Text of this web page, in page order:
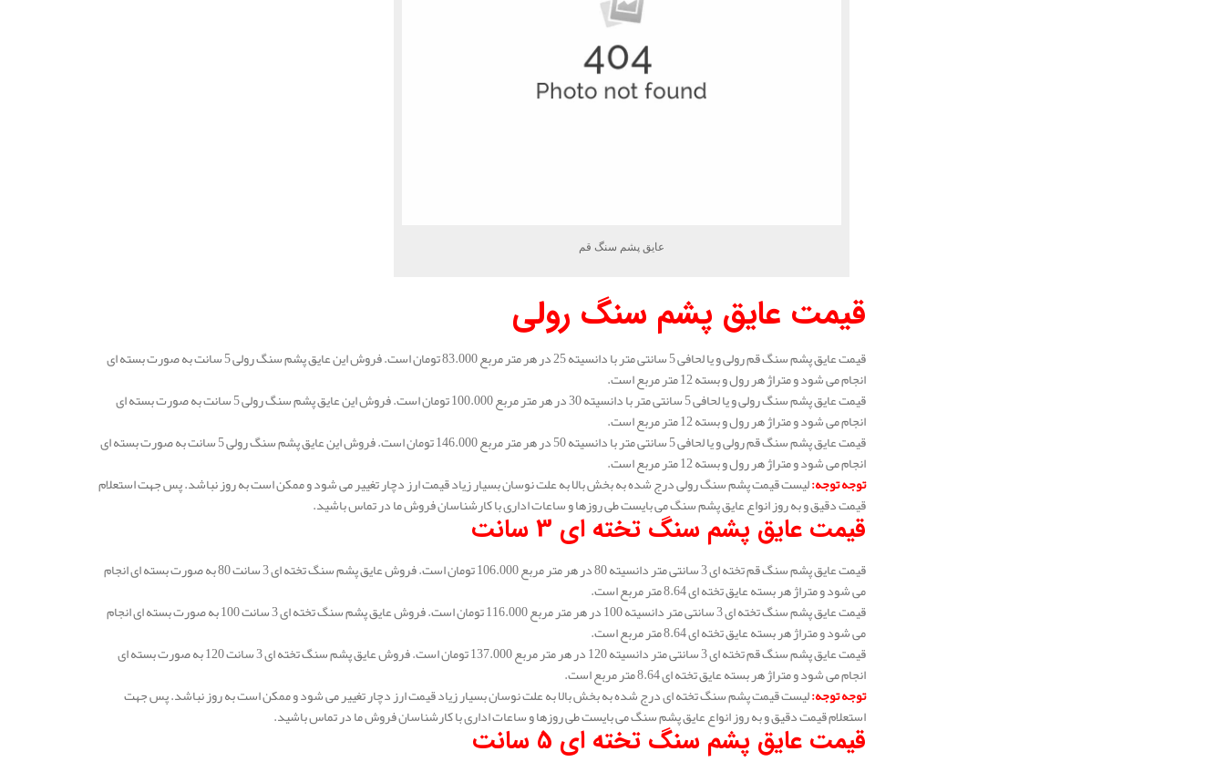
عایق پشم سنگ قم
قیمت عایق پشم سنگ رولی
قیمت عایق پشم سنگ قم رولی و یا لحافی 5 سانتی متر با دانسیته 25 در هر متر مربع 83.000 تومان است. فروش این عایق پشم سنگ رولی 5 سانت به صورت بسته ای
انجام می شود و متراژ هر رول و بسته 12 متر مربع است.
قیمت عایق پشم سنگ رولی و یا لحافی 5 سانتی متر با دانسیته 30 در هر متر مربع 100.000 تومان است. فروش این عایق پشم سنگ رولی 5 سانت به صورت بسته ای
انجام می شود و متراژ هر رول و بسته 12 متر مربع است.
قیمت عایق پشم سنگ قم رولی و یا لحافی 5 سانتی متر با دانسیته 50 در هر متر مربع 146.000 تومان است. فروش این عایق پشم سنگ رولی 5 سانت به صورت بسته ای
انجام می شود و متراژ هر رول و بسته 12 متر مربع است.
توجه توجه:لیست قیمت پشم سنگ رولی درج شده به بخش بالا به علت نوسان بسیار زیاد قیمت ارز دچار تغییر می شود و ممکن است به روز نباشد. پس جهت استعلام
قیمت دقیق و به روز انواع عایق پشم سنگ می بایست طی روزها و ساعات اداری با کارشناسان فروش ما در تماس باشید.
قیمت عایق پشم سنگ تخته ای 3 سانت
قیمت عایق پشم سنگ قم تخته ای 3 سانتی متر دانسیته 80 در هر متر مربع 106.000 تومان است. فروش عایق پشم سنگ تخته ای 3 سانت 80 به صورت بسته ای انجام
می شود و متراژ هر بسته عایق تخته ای 8.64 متر مربع است.
قیمت عایق پشم سنگ تخته ای 3 سانتی متر دانسیته 100 در هر متر مربع 116.000 تومان است. فروش عایق پشم سنگ تخته ای 3 سانت 100 به صورت بسته ای انجام
می شود و متراژ هر بسته عایق تخته ای 8.64 متر مربع است.
قیمت عایق پشم سنگ قم تخته ای 3 سانتی متر دانسیته 120 در هر متر مربع 137.000 تومان است. فروش عایق پشم سنگ تخته ای 3 سانت 120 به صورت بسته ای
انجام می شود و متراژ هر بسته عایق تخته ای 8.64 متر مربع است.
توجه توجه:لیست قیمت پشم سنگ تخته ای درج شده به بخش بالا به علت نوسان بسیار زیاد قیمت ارز دچار تغییر می شود و ممکن است به روز نباشد. پس جهت
استعلام قیمت دقیق و به روز انواع عایق پشم سنگ می بایست طی روزها و ساعات اداری با کارشناسان فروش ما در تماس باشید.
قیمت عایق پشم سنگ تخته ای 5 سانت